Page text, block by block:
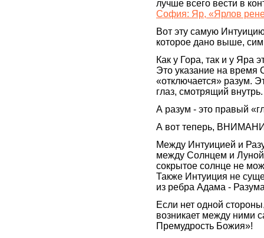
лучше всего вести в
София: Яр, «Ярлов
Вот эту самую
которое дано выше,
Как у Гора, так и у Яра
Это указание на время
«отключается» разум.
глаз, смотрящий
А разум - это правый
А вот теперь,
Между Интуицией и
между Солнцем и
сокрытое солнце не
Также Интуиция не
из ребра Адама -
Если нет одной
возникает между ними
Премудрость Божия»!